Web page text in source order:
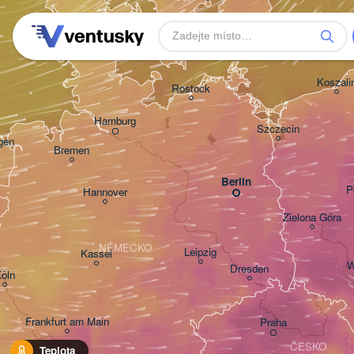
Teplota
Hamburg
Frankfurt am Main
Bremen
Hannover
KasselNĚMECKO
Berlin
Praha
Leipzig
Dresden
Rostock
Zielona Góra
Szczecin
ČESKO